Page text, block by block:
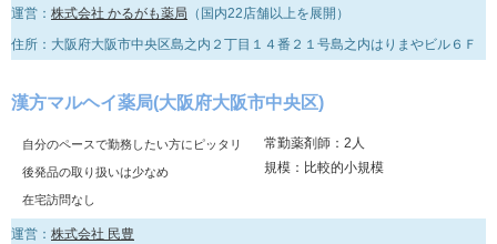
運営： 株式会社 かるがも薬局 （国内22店舗以上を展開）
住所：大阪府大阪市中央区島之内２丁目１４番２１号島之内はりまやビル６Ｆ
漢方マルヘイ薬局(大阪府大阪市中央区)
自分のペースで勤務したい方にピッタリ
後発品の取り扱いは少なめ
在宅訪問なし
常勤薬剤師：2人
規模：比較的小規模
運営： 株式会社 民豊